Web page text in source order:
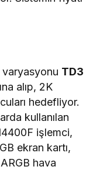
TD3
alıp, 2K
hedefliyor.
kullanılan
işlemci,
ekran kartı,
hava